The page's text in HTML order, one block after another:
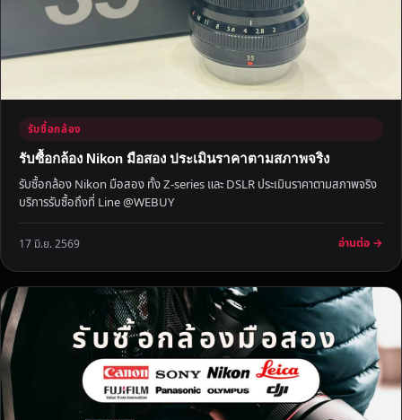
ม
ไ
ป
า
ย
น
ดี
รับซื้อกล้อง
รับซื้อกล้อง Nikon มือสอง ประเมินราคาตามสภาพจริง
รับซื้อกล้อง Nikon มือสอง ทั้ง Z-series และ DSLR ประเมินราคาตามสภาพจริง
บริการรับซื้อถึงที่ Line @WEBUY
17 มิ.ย. 2569 อ่านต่อ →